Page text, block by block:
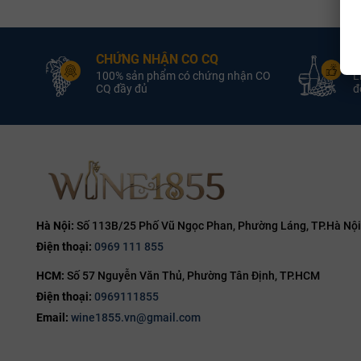
14.1%
14.2%
15%
15.5%
16%
16.5%
17%
5L
6L
Tầng 1
Tầng 2
Tầng 3
Cấu trúc
Nghệ
Để thưởng
CHỨNG NHẬN CO CQ
100% sản phẩm có chứng nhận CO
CQ đầy đủ
Hà Nội: Số 113B/25 Phố Vũ Ngọc Phan, Phường Láng, TP.Hà Nội
Điện thoại: 0969 111 855
HCM: Số 57 Nguyễn Văn Thủ, Phường Tân Định, TP.HCM
Điện thoại: 0969111855
Email: wine1855.vn@gmail.com